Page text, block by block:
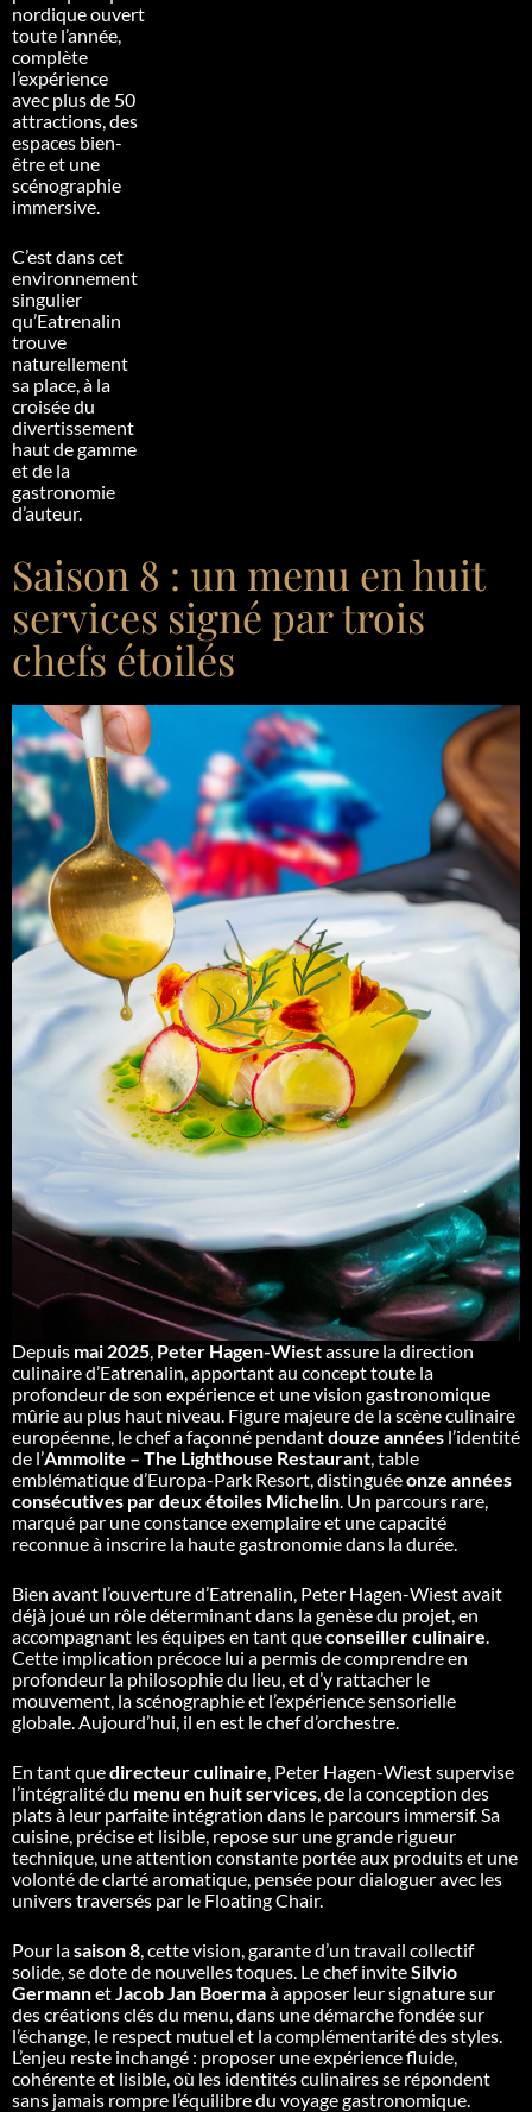
nordique ouvert
toute l’année,
complète
l’expérience
avec plus de 50
attractions, des
espaces bien-
être et une
scénographie
immersive.
C’est dans cet
environnement
singulier
qu’Eatrenalin
trouve
naturellement
sa place, à la
croisée du
divertissement
haut de gamme
et de la
gastronomie
d’auteur.
Saison 8 : un menu en huit
services signé par trois
chefs étoilés
Depuis mai 2025, Peter Hagen-Wiestassure la direction
culinaire d’Eatrenalin, apportant au concept toute la
profondeur de son expérience et une vision gastronomique
mûrie au plus haut niveau. Figure majeure de la scène culinaire
européenne, le chef a façonné pendantdouze années l’identité
de l’Ammolite – The Lighthouse Restaurant, table
emblématique d’Europa-Park Resort, distinguéeonze années
consécutives par deux étoiles Michelin. Un parcours rare,
marqué par une constance exemplaire et une capacité
reconnue à inscrire la haute gastronomie dans la durée.
Bien avant l’ouverture d’Eatrenalin, Peter Hagen-Wiest avait
déjà joué un rôle déterminant dans la genèse du projet, en
accompagnant les équipes en tant queconseiller culinaire.
Cette implication précoce lui a permis de comprendre en
profondeur la philosophie du lieu, et d’y rattacher le
mouvement, la scénographie et l’expérience sensorielle
globale. Aujourd’hui, il en est le chef d’orchestre.
En tant quedirecteur culinaire, Peter Hagen-Wiest supervise
l’intégralité du menu en huit services, de la conception des
plats à leur parfaite intégration dans le parcours immersif. Sa
cuisine, précise et lisible, repose sur une grande rigueur
technique, une attention constante portée aux produits et une
volonté de clarté aromatique, pensée pour dialoguer avec les
univers traversés par le Floating Chair.
Pour lasaison 8, cette vision, garante d’un travail collectif
solide, se dote de nouvelles toques. Le chef inviteSilvio
GermannetJacob Jan Boermaà apposer leur signature sur
des créations clés du menu, dans une démarche fondée sur
l’échange, le respect mutuel et la complémentarité des styles.
L’enjeu reste inchangé : proposer une expérience fluide,
cohérente et lisible, où les identités culinaires se répondent
sans jamais rompre l’équilibre du voyage gastronomique.